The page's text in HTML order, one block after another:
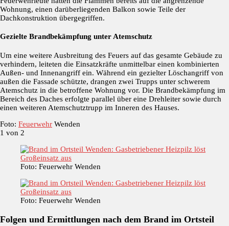
Wohnung, einen darüberliegenden Balkon sowie Teile der
Dachkonstruktion übergegriffen.
Gezielte Brandbekämpfung unter Atemschutz
Um eine weitere Ausbreitung des Feuers auf das gesamte Gebäude zu
verhindern, leiteten die Einsatzkräfte unmittelbar einen kombinierten
Außen- und Innenangriff ein. Während ein gezielter Löschangriff von
außen die Fassade schützte, drangen zwei Trupps unter schwerem
Atemschutz in die betroffene Wohnung vor. Die Brandbekämpfung im
Bereich des Daches erfolgte parallel über eine Drehleiter sowie durch
einen weiteren Atemschutztrupp im Inneren des Hauses.
Foto: Feuerwehr Wenden
1 von 2
Foto: Feuerwehr Wenden
Foto: Feuerwehr Wenden
Folgen und Ermittlungen nach dem Brand im Ortsteil